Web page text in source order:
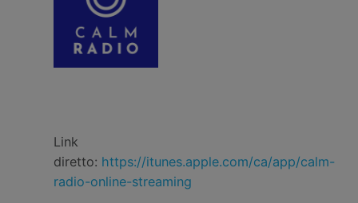
Link
diretto: https://itunes.apple.com/ca/app/calm-
radio-online-streaming